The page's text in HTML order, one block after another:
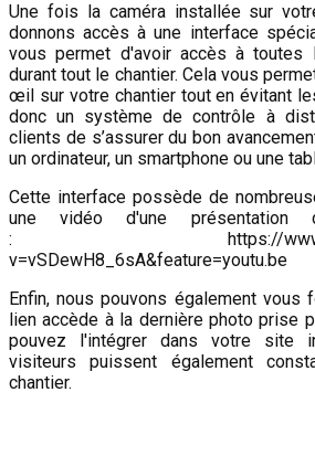
Une fois la caméra installée sur
donnons accès à une interface
vous permet d'avoir accès à toutes
durant tout le chantier. Cela vous
œil sur votre chantier tout en évitant
donc un système de contrôle à
clients de s’assurer du bon
un ordinateur, un smartphone ou une
Cette interface possède de
une vidéo d'une présentation
: https://
v=vSDewH8_6sA&feature=youtu.be
Enfin, nous pouvons également vous
lien accède à la dernière photo prise
pouvez l'intégrer dans votre site
visiteurs puissent également
chantier.